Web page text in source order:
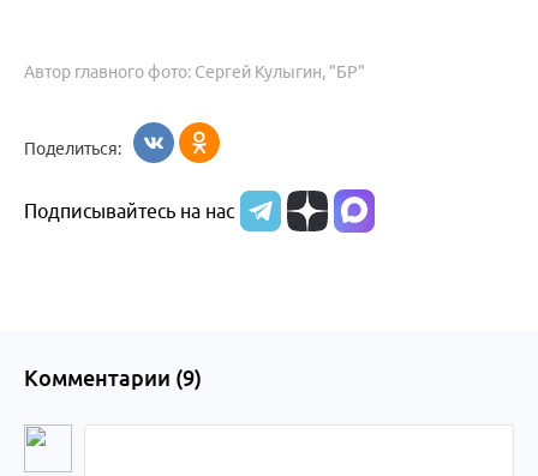
Автор главного фото: Сергей Кулыгин, "БР"
Поделиться:
Подписывайтесь на нас
Комментарии (9)